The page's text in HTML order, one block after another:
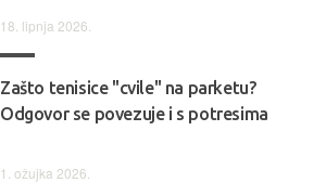
18. lipnja 2026.
Zašto tenisice "cvile" na parketu?
Odgovor se povezuje i s potresima
1. ožujka 2026.